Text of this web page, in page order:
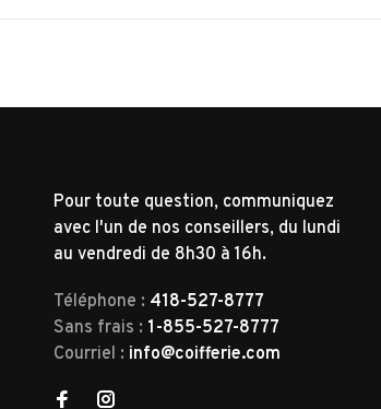
Pour toute question, communiquez
avec l'un de nos conseillers, du lundi
au vendredi de 8h30 à 16h.
Téléphone : 418-527-8777
Sans frais : 1-855-527-8777
Courriel : info@coifferie.com